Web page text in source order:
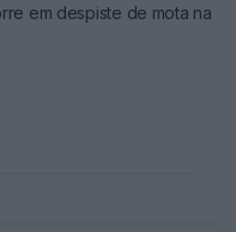
em despiste de mota na